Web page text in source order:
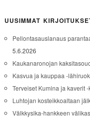
UUSIMMAT
Pellontasauslanaus
5.6.2026
Kaukanaronojan
Kasvua ja kauppaa -
Terveiset Kumina ja kaverit
Luhtojan kosteikkoaltaan
Välkkysika-hankkeen